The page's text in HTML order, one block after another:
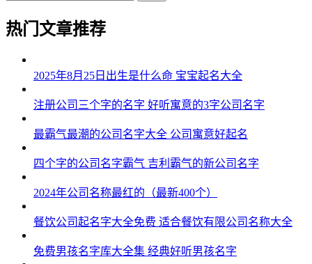
热门文章推荐
2025年8月25日出生是什么命 宝宝起名大全
注册公司三个字的名字 好听寓意的3字公司名字
最霸气最潮的公司名字大全 公司寓意好起名
四个字的公司名字霸气 吉利霸气的新公司名字
2024年公司名称最红的（最新400个）
餐饮公司起名字大全免费 适合餐饮有限公司名称大全
免费男孩名字库大全集 经典好听男孩名字